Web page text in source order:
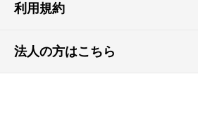
利用規約
法人の方はこちら